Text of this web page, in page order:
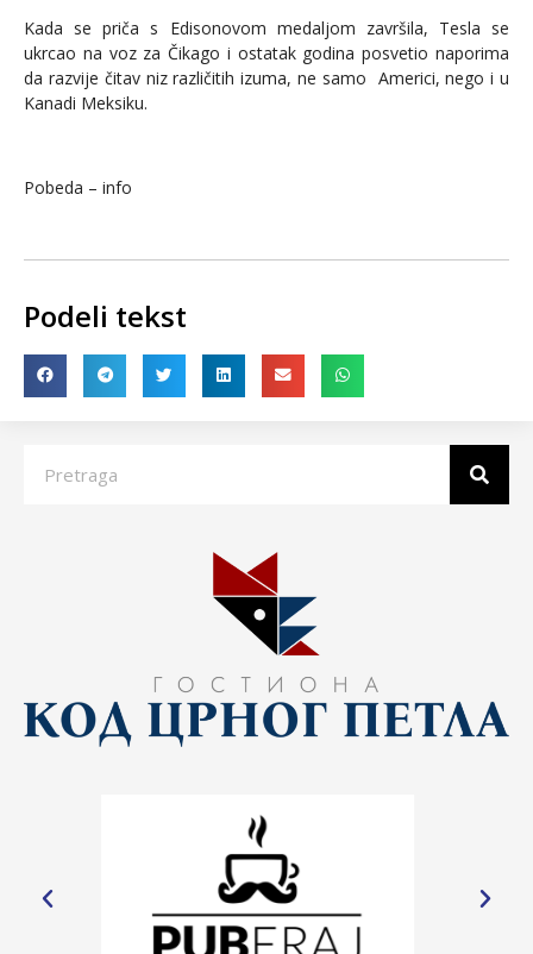
Kada se priča s Edisonovom medaljom završila, Tesla se
ukrcao na voz za Čikago i ostatak godina posvetio naporima
da razvije čitav niz različitih izuma, ne samo Americi, nego i u
Kanadi Meksiku.
Pobeda – info
Podeli tekst